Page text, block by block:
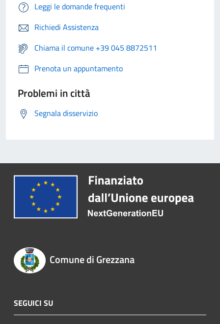
Leggi le domande frequenti
Richiedi Assistenza
Chiama il comune +39 045 8872511
Prenota un appuntamento
Problemi in città
Segnala disservizio
Comune di Grezzana
SEGUICI SU